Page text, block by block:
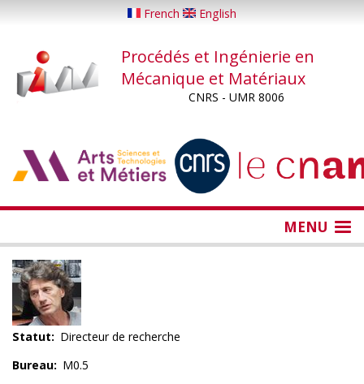
principal
French English
Procédés et Ingénierie en
Mécanique et Matériaux
CNRS - UMR 8006
MENU
Statut
Directeur de recherche
Bureau
M0.5